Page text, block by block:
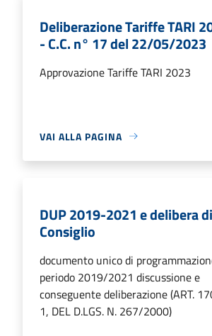
Deliberazione Tariffe TARI
- C.C. n° 17 del 22/05/2023
Approvazione Tariffe TARI 2023
VAI ALLA PAGINA
DUP 2019-2021 e delibera di
Consiglio
documento unico di
periodo 2019/2021 discussione e
conseguente deliberazione (ART.
1, DEL D.LGS. N. 267/2000)